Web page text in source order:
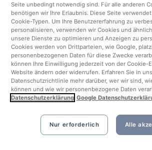
Vereinigtes Königreich
Türkei
Niederlande
Singapur
Seite unbedingt notwendig sind. Für alle anderen
benötigen wir Ihre Erlaubnis. Diese Seite
Cookie-Typen. Um Ihre Benutzererfahrung zu
personalisieren, verwenden wir Cookies und
unsere Dienste zu optimieren und Anzeigen zu
Cookies werden von Drittparteien, wie Google,
personenbezogenen Daten für diese Zwecke
können Ihre Einwilligung jederzeit von der Cookie-
Website ändern oder widerrufen. Erfahren Sie in
Datenschutzrichtlinie mehr darüber, wer wir sind,
können und wie wir personenbezogene Daten
Datenschutzerklärung Google
Nur erforderlich Alle